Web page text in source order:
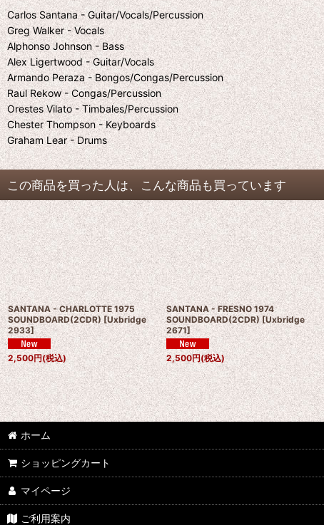
Carlos Santana - Guitar/Vocals/Percussion
Greg Walker - Vocals
Alphonso Johnson - Bass
Alex Ligertwood - Guitar/Vocals
Armando Peraza - Bongos/Congas/Percussion
Raul Rekow - Congas/Percussion
Orestes Vilato - Timbales/Percussion
Chester Thompson - Keyboards
Graham Lear - Drums
この商品を買った人は、こんな商品も買っています
SANTANA - CHARLOTTE 1975
SOUNDBOARD(2CDR) [Uxbridge
2933]
2,500円(税込)
SANTANA - FRESNO 1974
SOUNDBOARD(2CDR) [Uxbridge
2671]
2,500円(税込)
ホーム
ショッピングカート
マイページ
ご利用案内